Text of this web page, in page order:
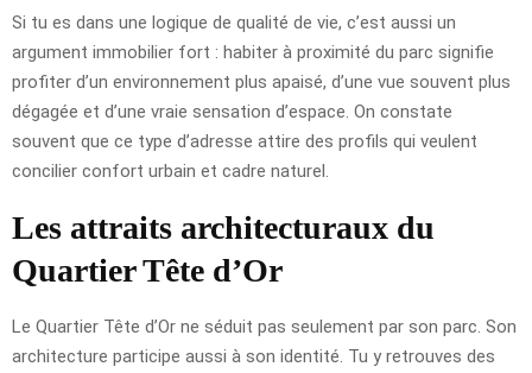
Si tu es dans une logique de qualité de vie, c’est aussi un
argument immobilier fort : habiter à proximité du parc signifie
profiter d’un environnement plus apaisé, d’une vue souvent plus
dégagée et d’une vraie sensation d’espace. On constate
souvent que ce type d’adresse attire des profils qui veulent
concilier confort urbain et cadre naturel.
Les attraits architecturaux du
Quartier Tête d’Or
Le Quartier Tête d’Or ne séduit pas seulement par son parc. Son
architecture participe aussi à son identité. Tu y retrouves des